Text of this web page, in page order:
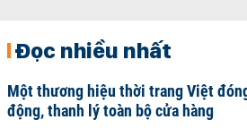
Đọc nhiều nhất
Một thương hiệu thời trang Việt
động, thanh lý toàn bộ cửa hàng